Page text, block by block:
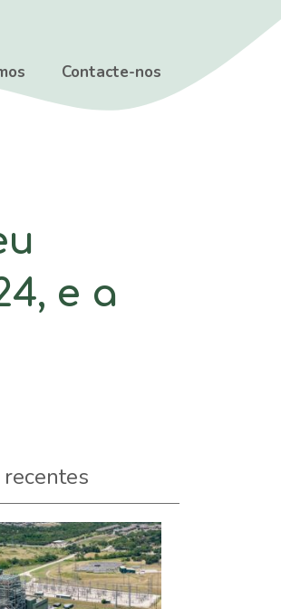
Contacte-nos
e a